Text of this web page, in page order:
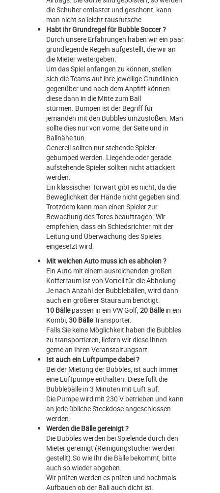
die Schulter entlastet und geschont, kann
man nicht so leicht rausrutsche
Habt ihr Grundregel für Bubble Soccer ?
Durch unsere Erfahrungen haben wir ein paar
grundlegende Regeln aufgestellt, die wir an
die Mieter weitergeben:
Um das Spiel anfangen zu können, stellen
sich die Teams auf ihre jeweilige Grundlinien
gegenüber und nach dem Anpfiff können
diese dann in die Mitte zum Ball
stürmen. Bumpen ist der Begriff für
jemanden mit den Bubbles umzustoßen. Man
sollte dies nur von vorne, der Seite und in
Ballnähe tun.
Generell sollten nur stehende Spieler
gebumped werden. Liegende oder gerade
aufstehende Spieler sollten nicht attackiert
werden.
Ein klassischer Torwart gibt es nicht, da die
Beweglichkeit der Hände nicht gegeben sind.
Trotzdem kann man einen Spieler zur
Bewachung des Tores beauftragen. Wir
empfehlen, dass ein Schiedsrichter mit der
Leitung und Überwachung des Spieles
eingesetzt wird.
Mit welchen Auto muss ich es abholen ?
Ein Auto mit einem ausreichenden großen
Kofferraum ist von Vorteil für die Abholung.
Je nach Anzahl der Bubblebällen, wird dann
auch ein größerer Stauraum benötigt.
10 Bällepassen in ein VW Golf, 20 Bällein ein
Kombi, 30 BälleTransporter.
Falls Sie keine Möglichkeit haben die Bubbles
zu transportieren, liefern wir diese Ihnen
gerne an Ihren Veranstaltungsort.
Ist auch ein Luftpumpe dabei ?
Bei der Mietung der Bubbles, ist auch immer
eine Luftpumpe enthalten. Diese füllt die
Bubblebälle in 3 Minuten mit Luft auf.
Die Pumpe wird mit 230 V betrieben und kann
an jede übliche Steckdose angeschlossen
werden.
Werden die Bälle gereinigt ?
Die Bubbles werden bei Spielende durch den
Mieter gereinigt (Reinigungstücher werden
gestellt).So wie Ihr die Bälle bekommt, bitte
auch so wieder abgeben.
Wir prüfen werden es prüfen und nochmals
Aufbauen ob der Ball auch dicht ist.